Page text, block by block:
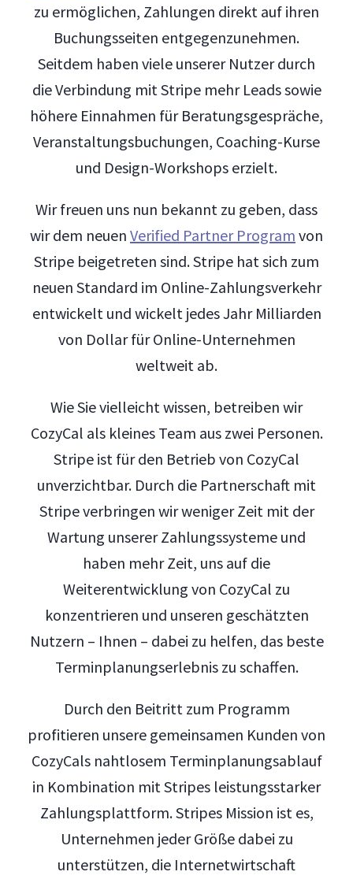
zu ermöglichen, Zahlungen direkt auf ihren
Buchungsseiten entgegenzunehmen.
Seitdem haben viele unserer Nutzer durch
die Verbindung mit Stripe mehr Leads sowie
höhere Einnahmen für Beratungsgespräche,
Veranstaltungsbuchungen, Coaching-Kurse
und Design-Workshops erzielt.
Wir freuen uns nun bekannt zu geben, dass
wir dem neuen Verified Partner Program von
Stripe beigetreten sind. Stripe hat sich zum
neuen Standard im Online-Zahlungsverkehr
entwickelt und wickelt jedes Jahr Milliarden
von Dollar für Online-Unternehmen
weltweit ab.
Wie Sie vielleicht wissen, betreiben wir
CozyCal als kleines Team aus zwei Personen.
Stripe ist für den Betrieb von CozyCal
unverzichtbar. Durch die Partnerschaft mit
Stripe verbringen wir weniger Zeit mit der
Wartung unserer Zahlungssysteme und
haben mehr Zeit, uns auf die
Weiterentwicklung von CozyCal zu
konzentrieren und unseren geschätzten
Nutzern – Ihnen – dabei zu helfen, das beste
Terminplanungserlebnis zu schaffen.
Durch den Beitritt zum Programm
profitieren unsere gemeinsamen Kunden von
CozyCals nahtlosem Terminplanungsablauf
in Kombination mit Stripes leistungsstarker
Zahlungsplattform. Stripes Mission ist es,
Unternehmen jeder Größe dabei zu
unterstützen, die Internetwirtschaft